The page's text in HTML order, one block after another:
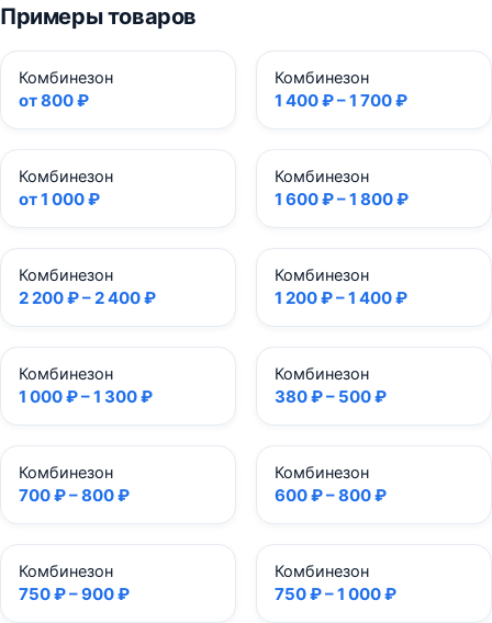
Примеры товаров
Комбинезон
от 800 ₽
Комбинезон
1 400 ₽ – 1 700 ₽
Комбинезон
от 1 000 ₽
Комбинезон
1 600 ₽ – 1 800 ₽
Комбинезон
2 200 ₽ – 2 400 ₽
Комбинезон
1 200 ₽ – 1 400 ₽
Комбинезон
1 000 ₽ – 1 300 ₽
Комбинезон
380 ₽ – 500 ₽
Комбинезон
700 ₽ – 800 ₽
Комбинезон
600 ₽ – 800 ₽
Комбинезон
750 ₽ – 900 ₽
Комбинезон
750 ₽ – 1 000 ₽